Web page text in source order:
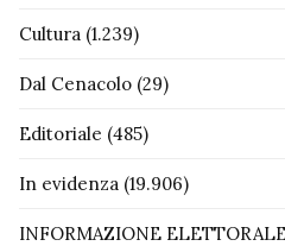
Cultura (1.239)
Dal Cenacolo (29)
Editoriale (485)
In evidenza (19.906)
INFORMAZIONE